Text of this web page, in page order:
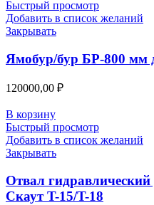
Быстрый просмотр
Добавить в список желаний
Закрывать
Ямобур/бур БР-800 мм
120000,00 ₽
В корзину
Быстрый просмотр
Добавить в список желаний
Закрывать
Отвал
Скаут T-15/T-18